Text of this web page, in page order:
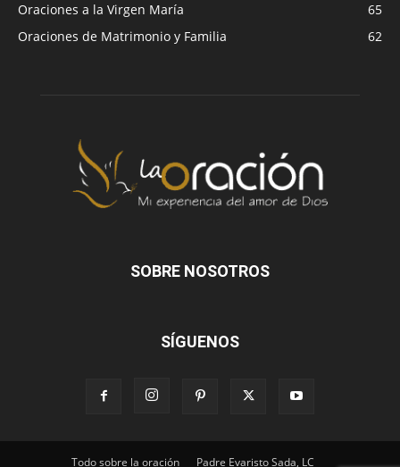
Oraciones a la Virgen María
65
Oraciones de Matrimonio y Familia
62
SOBRE NOSOTROS
SÍGUENOS
Todo sobre la oración Padre Evaristo Sada, LC